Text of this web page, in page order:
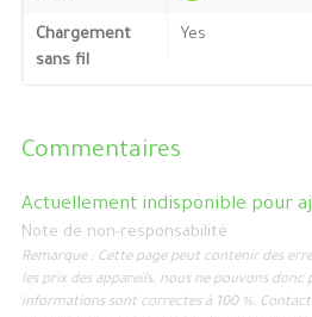
Chargement
sans fil
Yes
Commentaires
Actuellement indisponible pour
Note de non-responsabilité
Remarque : Cette page peut contenir des
les prix des appareils, nous ne pouvons donc
informations sont correctes à 100 %.